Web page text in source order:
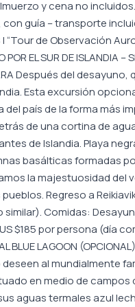
y cena no
guía – transporte
| “Tour de Observación
POR EL SUR DE ISLANDIA –
Después del
Esta excursión
del país de la forma más
de una cortina de
de Islandia. Playa
basálticas formadas
la majestuosidad del
Regreso a
similar). Comidas:
$185 por persona (día
BLUE LAGOON
al mundialmente
en medio de campos
aguas termales azul